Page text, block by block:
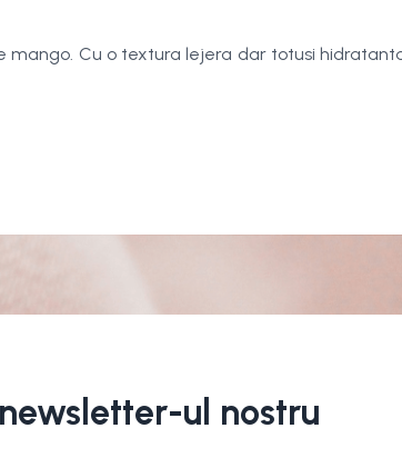
mango. Cu o textura lejera dar totusi
ul nostru